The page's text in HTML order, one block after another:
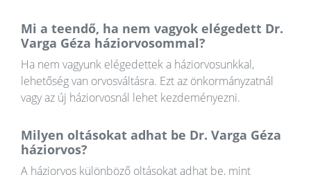
Mi a teendő, ha nem vagyok elégedett Dr.
Varga Géza háziorvosommal?
Ha nem vagyunk elégedettek a háziorvosunkkal,
lehetőség van orvosváltásra. Ezt az önkormányzatnál
vagy az új háziorvosnál lehet kezdeményezni.
Milyen oltásokat adhat be Dr. Varga Géza
háziorvos?
A háziorvos különböző oltásokat adhat be, mint